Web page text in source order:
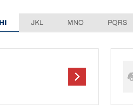
JKL MNO PQRS